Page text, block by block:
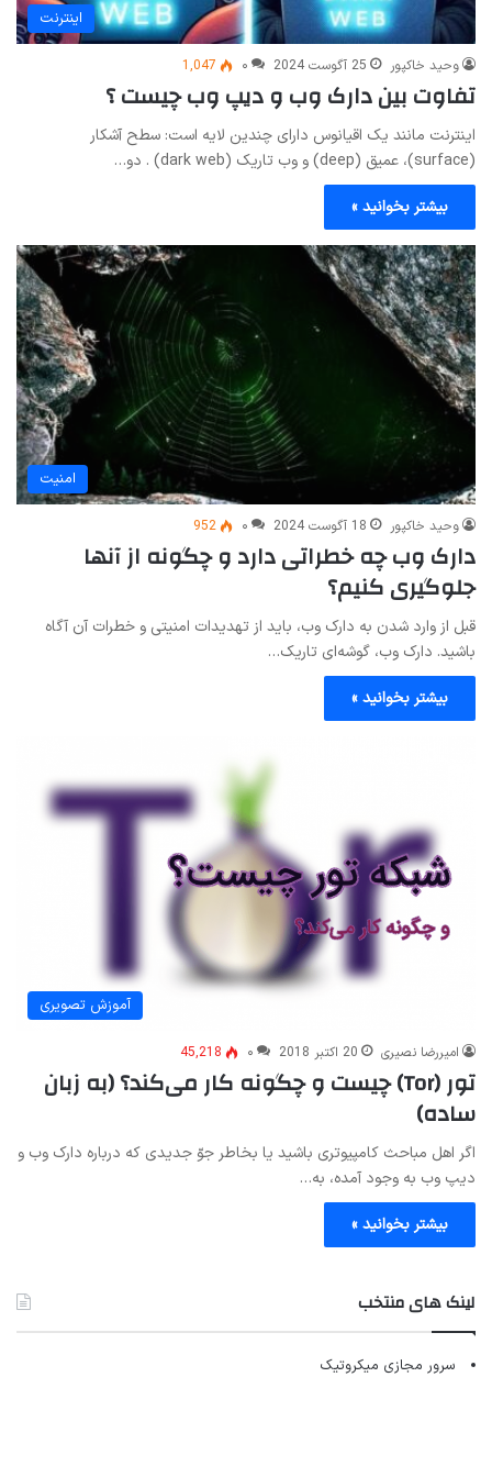
اینترنت
وحید خاکپور 25 آگوست 2024 ۰ 1,047
تفاوت بین دارک وب و دیپ وب چیست ؟
اینترنت مانند یک اقیانوس دارای چندین لایه است: سطح آشکار
(surface)، عمیق (deep) و وب تاریک (dark web) . دو…
بیشتر بخوانید »
امنیت
وحید خاکپور 18 آگوست 2024 ۰ 952
دارک وب چه خطراتی دارد و چگونه از آنها
جلوگیری کنیم؟
قبل از وارد شدن به دارک وب، باید از تهدیدات امنیتی و خطرات آن آگاه
باشید. دارک وب، گوشه‌ای تاریک…
بیشتر بخوانید »
آموزش تصویری
امیررضا نصیری 20 اکتبر 2018 ۰ 45,218
تور (Tor) چیست و چگونه کار می‌کند؟ (به زبان
ساده)
اگر اهل مباحث کامپیوتری باشید یا بخاطر جوّ جدیدی که درباره دارک وب و
دیپ وب به وجود آمده، به…
بیشتر بخوانید »
لینک های منتخب
سرور مجازی میکروتیک